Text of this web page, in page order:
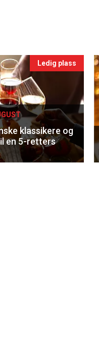
Ledig plass
klassikere og
en 5-retters